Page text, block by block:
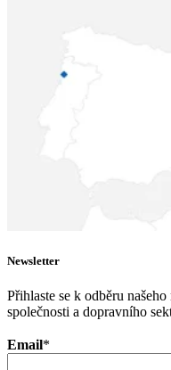
Newsletter
Přihlaste se k odběru
společnosti a dopravního
Email*